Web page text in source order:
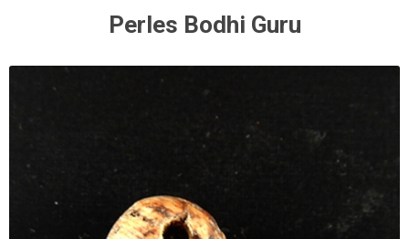
Perles Bodhi Guru